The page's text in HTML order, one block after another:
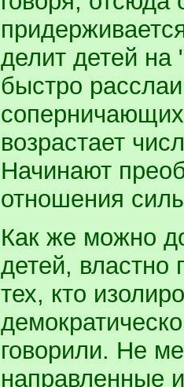
делит детей на
быстро
возрастает
Начинают
отношения
Как же можно
детей,
тех, кто
говорили. Не
направленные